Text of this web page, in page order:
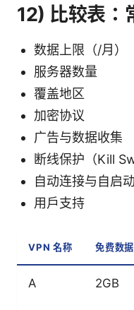
12) 比较表：
数据上限（/月）
服务器数量
覆盖地区
加密协议
广告与数据收集
断线保护（Kill
自动连接与自启动
用户支持
VPN 名称 免费数
A 2GB